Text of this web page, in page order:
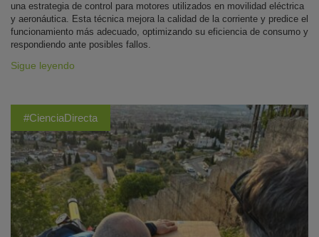
una estrategia de control para motores utilizados en movilidad eléctrica
y aeronáutica. Esta técnica mejora la calidad de la corriente y predice el
funcionamiento más adecuado, optimizando su eficiencia de consumo y
respondiendo ante posibles fallos.
Sigue leyendo
#CienciaDirecta